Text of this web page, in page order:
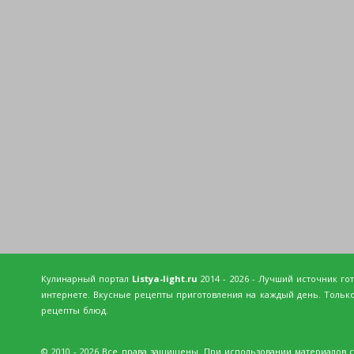
Кулинарный портал Listya-light.ru 2014 - 2026 - Лучший источник
интернете. Вкусные рецепты приготовления на каждый день.
рецепты блюд.
© 2010 - 2026 Все права защищены. При использовании материалов